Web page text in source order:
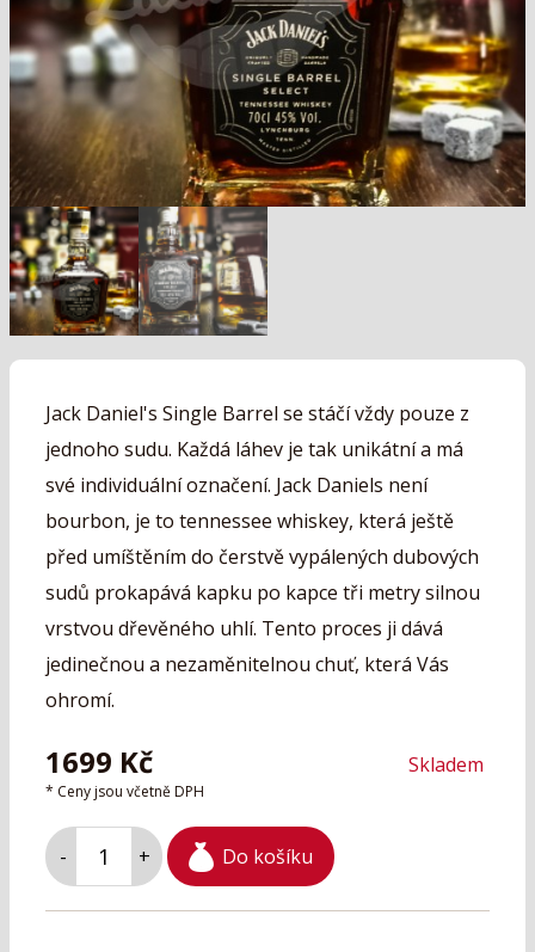
Jack Daniel's Single Barrel se stáčí vždy pouze z
jednoho sudu. Každá láhev je tak unikátní a má
své individuální označení. Jack Daniels není
bourbon, je to tennessee whiskey, která ještě
před umíštěním do čerstvě vypálených dubových
sudů prokapává kapku po kapce tři metry silnou
vrstvou dřevěného uhlí. Tento proces ji dává
jedinečnou a nezaměnitelnou chuť, která Vás
ohromí.
1699 Kč
* Ceny jsou včetně DPH
Skladem
- + Do košíku